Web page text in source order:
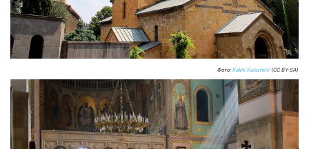
Фото: Kakhi Kuloshvili (CC BY-SA)